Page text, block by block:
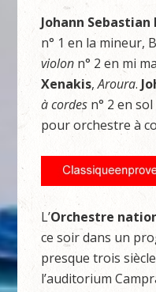
Johann Sebastian
n° 1 en la mineur,
violon n° 2 en mi
Xenakis,Aroura.
à cordes n° 2 en
pour orchestre à
L’Orchestre
ce soir dans un
presque trois
l’auditorium